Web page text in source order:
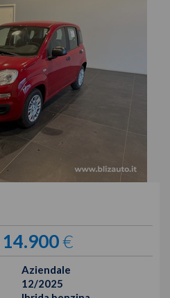
14.900€
Aziendale
12/2025